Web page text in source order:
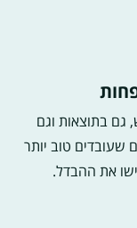
גם בתוצאות וגם
שעובדים טוב יותר
את ההבדל.